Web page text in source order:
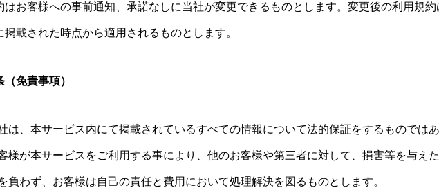
はお客様への事前通知、承諾なしに当社が変更できるものとします。変更後の利用規
掲載された時点から適用されるものとします。
（免責事項）
は、本サービス内にて掲載されているすべての情報について法的保証をするものではあ
様が本サービスをご利用する事により、他のお客様や第三者に対して、損害等を与え
負わず、お客様は自己の責任と費用において処理解決を図るものとします。